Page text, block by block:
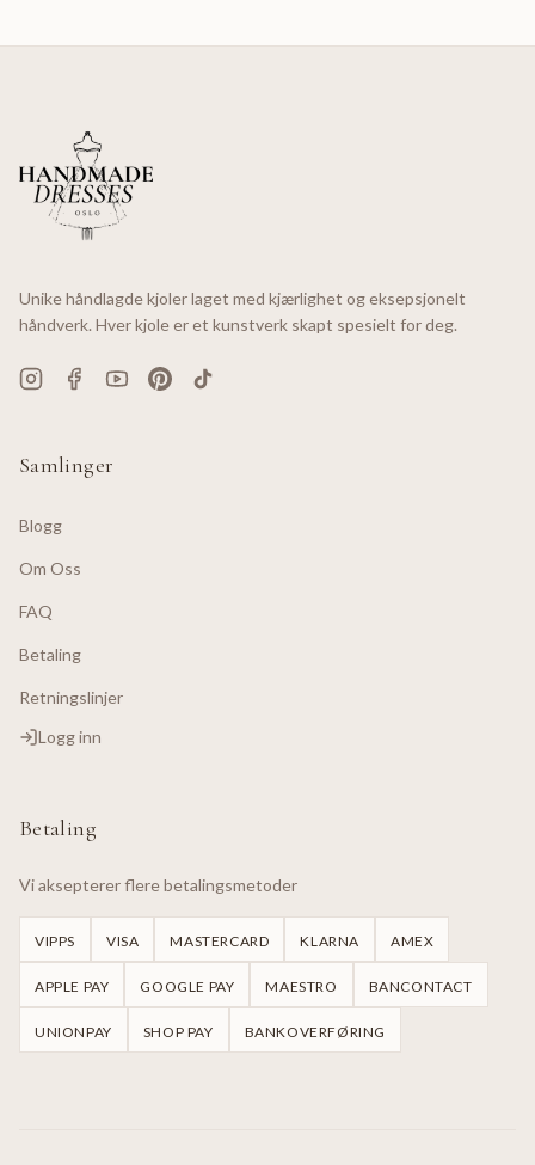
Unike håndlagde kjoler laget med kjærlighet og eksepsjonelt
håndverk. Hver kjole er et kunstverk skapt spesielt for deg.
Samlinger
Blogg
Om Oss
FAQ
Betaling
Retningslinjer
Logg inn
Betaling
Vi aksepterer flere betalingsmetoder
VIPPS VISA MASTERCARD KLARNA AMEX
APPLE PAY GOOGLE PAY MAESTRO BANCONTACT
UNIONPAY SHOP PAY BANKOVERFØRING